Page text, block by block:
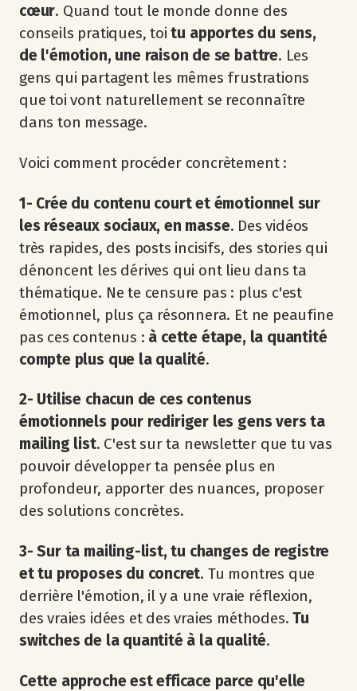
cœur. Quand tout le monde donne des
conseils pratiques, toitu apportes du sens,
de l'émotion, une raison de se battre. Les
gens qui partagent les mêmes frustrations
que toi vont naturellement se reconnaître
dans ton message.
Voici comment procéder concrètement :
1- Crée du contenu court et émotionnel sur
les réseaux sociaux, en masse. Des vidéos
très rapides, des posts incisifs, des stories qui
dénoncent les dérives qui ont lieu dans ta
thématique. Ne te censure pas : plus c'est
émotionnel, plus ça résonnera. Et ne peaufine
pas ces contenus : à cette étape, la quantité
compte plus que la qualité.
2- Utilise chacun de ces contenus
émotionnels pour rediriger les gens vers ta
mailing list. C'est sur ta newsletter que tu vas
pouvoir développer ta pensée plus en
profondeur, apporter des nuances, proposer
des solutions concrètes.
3- Sur ta mailing-list, tu changes de registre
et tu proposes du concret. Tu montres que
derrière l'émotion, il y a une vraie réflexion,
des vraies idées et des vraies méthodes.Tu
switches de la quantité à la qualité.
Cette approche est efficace parce qu'elle